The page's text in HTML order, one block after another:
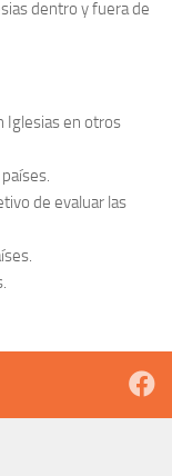
dentro y fuera de
Iglesias en otros
de evaluar las